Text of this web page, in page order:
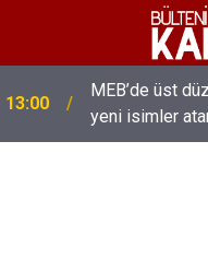
13:00
MEB’de üst
yeni isimler